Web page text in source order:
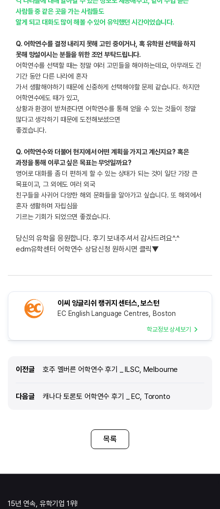
사람들 중 같은 곳을 가는 사람들도
알게 되고 대화도 많이 해볼 수 있어 유익했던 시간이었습니다.
Q. 어학연수를 결정 내리지 못해 고민 중이거나, 혹 유학원 선택을 하지
못해 망설이시는 분들을 위한 조언 부탁드립니다.
어학연수를 선택할 때는 정말 여러 고민들을 해야하는데요, 아무래도 긴
기간 동안 다른 나라에 혼자
가서 생활해야하기 때문에 신중하게 선택해야할 문제 같습니다. 하지만
어학연수에도 때가 있고,
상황과 환경이 받쳐준다면 어학연수를 통해 얻을 수 있는 것들이 정말
많다고 생각하기 때문에 도전해보셨으면
좋겠습니다.
Q. 어학연수와 더불어 현지에서 어떤 계획을 가지고 계신지요? 혹은
과정을 통해 이루고 싶은 목표는 무엇일까요?
영어로 대화를 좀 더 편하게 할 수 있는 상태가 되는 것이 일단 가장 큰
목표이고, 그 외에도 여러 외국
친구들을 사귀어 다양한 해외 문화들을 알아가고 싶습니다. 또 해외에서
혼자 생활하며 자립심을
기르는 기회가 되었으면 좋겠습니다.
당신의 유학을 응원합니다. 후기 보내주셔서 감사드려요^.^
edm유학센터 어학연수 상담신청 원하시면 클릭▼
이씨 잉글리쉬 랭귀지 센터스, 보스턴
EC English Language Centres, Boston
학교정보 상세보기
이전글 이전글
호주 멜버른 어학연수 후기 _ ILSC, Melbourne
다음글 다음글
캐나다 토론토 어학연수 후기 _ EC, Toronto
목록
15년 연속, 유학기업 1위!